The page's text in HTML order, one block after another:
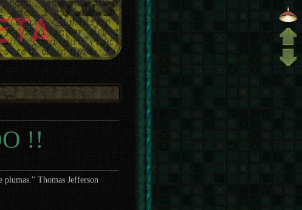
!!
plumas." Thomas Jefferson